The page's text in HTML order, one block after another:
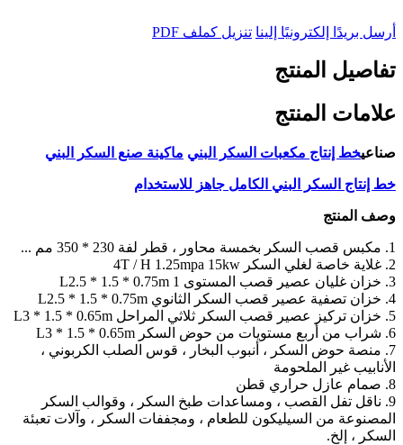
أرسل بريدًا إلكترونيًا إلينا تنزيل كملف PDF
تفاصيل المنتج
علامات المنتج
صناعيخط إنتاج مكعبات السكر البني ماكينة صنع السكر البني
خط إنتاج السكر البني الكامل جاهز للاستخدام
وصف المنتج
1. مكبس قصب السكر بخمسة محاور ، قطر لفة 230 * 350 مم ...
2. غلاية خاصة لغلي السكر 4T / H 1.25mpa 15kw
3. خزان غليان عصير قصب المستوى 1 L2.5 * 1.5 * 0.75m
4. خزان تصفية عصير قصب السكر الثانوي L2.5 * 1.5 * 0.75m
5. خزان تركيز عصير قصب السكر ثلاثي المراحل L3 * 1.5 * 0.65m
6. شراب من أربع مستويات من حوض السكر L3 * 1.5 * 0.65m
7. منصة حوض السكر ، أنبوب البخار ، قوس الصلب الكربوني ،
الأنابيب غير الملحومة
8. صمام عازل حراري قطن
9. ناقل تفل القصب ، ومساعدات طبخ السكر ، وقوالب السكر
المصنوعة من السيليكون للطعام ، ومجففات السكر ، وآلات تعبئة
السكر ، إلخ.